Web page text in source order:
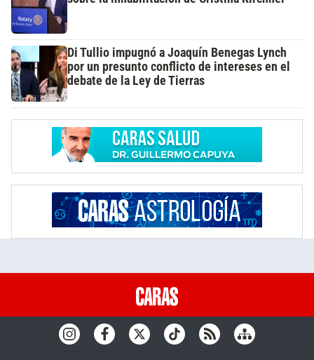
Di Tullio impugnó a Joaquín Benegas Lynch
por un presunto conflicto de intereses en el
debate de la Ley de Tierras